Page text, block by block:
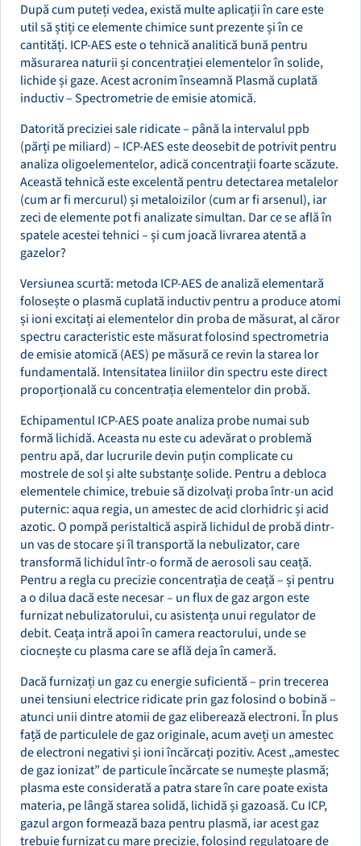
După cum puteți vedea, există multe aplicații în care este
util să știți ce elemente chimice sunt prezente și în ce
cantități. ICP-AES este o tehnică analitică bună pentru
măsurarea naturii și concentrației elementelor în solide,
lichide și gaze. Acest acronim înseamnă Plasmă cuplată
inductiv – Spectrometrie de emisie atomică.
Datorită preciziei sale ridicate – până la intervalul ppb
(părți pe miliard) – ICP-AES este deosebit de potrivit pentru
analiza oligoelementelor, adică concentrații foarte scăzute.
Această tehnică este excelentă pentru detectarea metalelor
(cum ar fi mercurul) și metaloizilor (cum ar fi arsenul), iar
zeci de elemente pot fi analizate simultan. Dar ce se află în
spatele acestei tehnici – și cum joacă livrarea atentă a
gazelor?
Versiunea scurtă: metoda ICP-AES de analiză elementară
folosește o plasmă cuplată inductiv pentru a produce atomi
și ioni excitați ai elementelor din proba de măsurat, al căror
spectru caracteristic este măsurat folosind spectrometria
de emisie atomică (AES) pe măsură ce revin la starea lor
fundamentală. Intensitatea liniilor din spectru este direct
proporțională cu concentrația elementelor din probă.
Echipamentul ICP-AES poate analiza probe numai sub
formă lichidă. Aceasta nu este cu adevărat o problemă
pentru apă, dar lucrurile devin puțin complicate cu
mostrele de sol și alte substanțe solide. Pentru a debloca
elementele chimice, trebuie să dizolvați proba într-un acid
puternic: aqua regia, un amestec de acid clorhidric și acid
azotic. O pompă peristaltică aspiră lichidul de probă dintr-
un vas de stocare și îl transportă la nebulizator, care
transformă lichidul într-o formă de aerosoli sau ceață.
Pentru a regla cu precizie concentrația de ceață – și pentru
a o dilua dacă este necesar – un flux de gaz argon este
furnizat nebulizatorului, cu asistența unui regulator de
debit. Ceața intră apoi în camera reactorului, unde se
ciocnește cu plasma care se află deja în cameră.
Dacă furnizați un gaz cu energie suficientă – prin trecerea
unei tensiuni electrice ridicate prin gaz folosind o bobină –
atunci unii dintre atomii de gaz eliberează electroni. În plus
față de particulele de gaz originale, acum aveți un amestec
de electroni negativi și ioni încărcați pozitiv. Acest „amestec
de gaz ionizat” de particule încărcate se numește plasmă;
plasma este considerată a patra stare în care poate exista
materia, pe lângă starea solidă, lichidă și gazoasă. Cu ICP,
gazul argon formează baza pentru plasmă, iar acest gaz
trebuie furnizat cu mare precizie, folosind regulatoare de